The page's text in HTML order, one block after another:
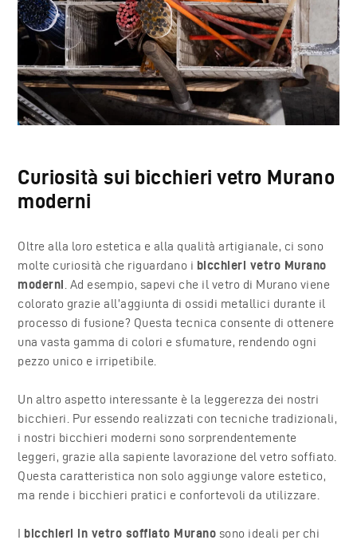
Curiosità sui bicchieri vetro Murano
moderni
Oltre alla loro estetica e alla qualità artigianale, ci sono
molte curiosità che riguardano i bicchieri vetro Murano
moderni . Ad esempio, sapevi che il vetro di Murano viene
colorato grazie all’aggiunta di ossidi metallici durante il
processo di fusione? Questa tecnica consente di ottenere
una vasta gamma di colori e sfumature, rendendo ogni
pezzo unico e irripetibile.
Un altro aspetto interessante è la leggerezza dei nostri
bicchieri. Pur essendo realizzati con tecniche tradizionali,
i nostri bicchieri moderni sono sorprendentemente
leggeri, grazie alla sapiente lavorazione del vetro soffiato.
Questa caratteristica non solo aggiunge valore estetico,
ma rende i bicchieri pratici e confortevoli da utilizzare.
I bicchieri in vetro soffiato Murano sono ideali per chi